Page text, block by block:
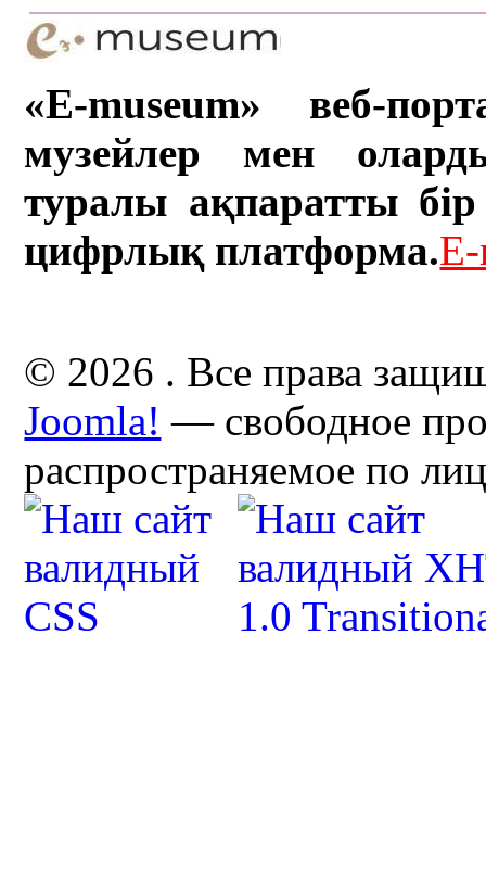
«E-museum» веб-
музейлер мен
туралы ақпаратты бір
цифрлық платформа.
© 2026 . Все права
Joomla! — свободное
распространяемое по